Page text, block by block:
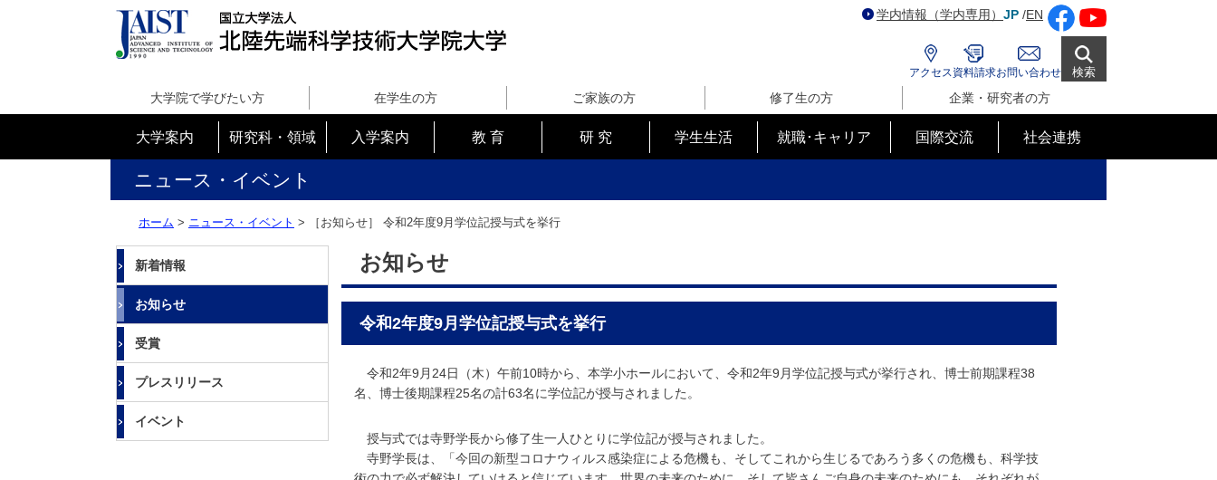
端
科
学
技
術
大
学
院
大
学
学内情報（学内専用） JP /EN
アクセス 資料請求お問い合わせ 検索
大学院で学びたい方 在学生の方 ご家族の方 修了生の方 企業・研究者の方
大学案内 研究科・領域 入学案内 教 育 研 究 学生生活 就職･キャリア 国際交流 社会連携
ニュース・イベント
ホーム > ニュース・イベント > ［お知らせ］ 令和2年度9月学位記授与式を挙行
新着情報
お知らせ
受賞
プレスリリース
イベント
お知らせ
令和2年度9月学位記授与式を挙行
令和2年9月24日（木）午前10時から、本学小ホールにおいて、令和2年9月学位記授与式が挙行され、博士前期課程38
名、博士後期課程25名の計63名に学位記が授与されました。
授与式では寺野学長から修了生一人ひとりに学位記が授与されました。
寺野学長は、「今回の新型コロナウィルス感染症による危機も、そしてこれから生じるであろう多くの危機も、科学技